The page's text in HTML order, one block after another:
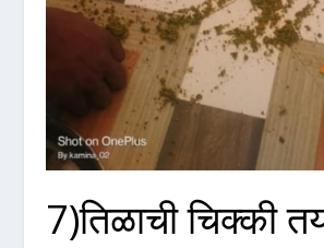
7)तिळाची चिक्की